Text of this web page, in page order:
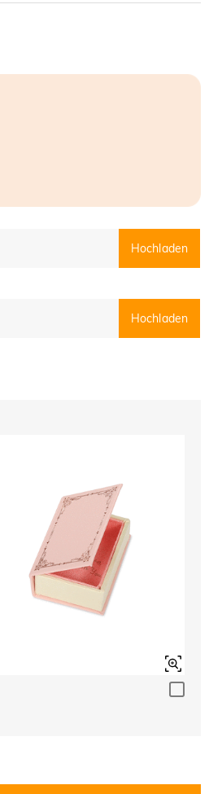
Hochladen
Hochladen